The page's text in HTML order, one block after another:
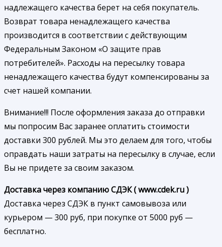
надлежащего качества берет на себя покупатель.
Возврат товара ненадлежащего качества
производится в соответствии с действующим
Федеральным Законом «О защите прав
потребителей». Расходы на пересылку товара
ненадлежащего качества будут компенсированы за
счет нашей компании.
Внимание!!! После оформления заказа до отправки
мы попросим Вас заранее оплатить стоимости
доставки 300 рублей. Мы это делаем для того, чтобы
оправдать наши затраты на пересылку в случае, если
Вы не придете за своим заказом.
Доставка через компанию СДЭК ( www.cdek.ru )
Доставка через СДЭК в пункт самовывоза или
курьером — 300 руб, при покупке от 5000 руб —
бесплатно.